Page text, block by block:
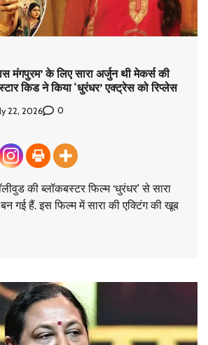
मंगपुरम’ के लिए सारा अर्जुन थी मेकर्स की
किड ने किया ‘धुरंधर’ एक्ट्रेस को रिप्लेस
22, 2026 0
की ब्लॉकबस्टर फिल्म ‘धुरंधर’ से सारा
बन गई हैं. इस फिल्म में सारा की एक्टिंग की खूब